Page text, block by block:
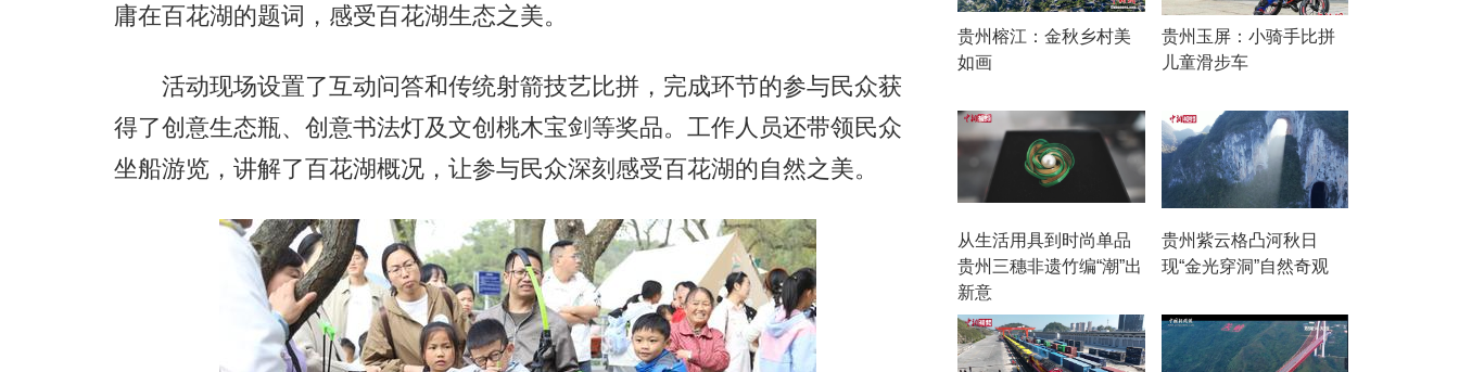
庸在百花湖的题词，感受百花湖生态之美。
活动现场设置了互动问答和传统射箭技艺比拼，完成环节的参与民众获
得了创意生态瓶、创意书法灯及文创桃木宝剑等奖品。工作人员还带领民众
坐船游览，讲解了百花湖概况，让参与民众深刻感受百花湖的自然之美。
贵州榕江：金秋乡村美
如画
贵州玉屏：小骑手比拼
儿童滑步车
从生活用具到时尚单品
贵州三穗非遗竹编“潮”出
新意
贵州紫云格凸河秋日
现“金光穿洞”自然奇观